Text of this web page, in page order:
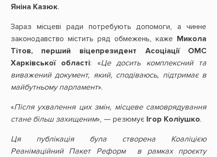
Яніна Казюк.
Зараз місцеві ради потребують допомоги, а чинне
законодавство містить ряд обмежень, каже Микола
Тітов, перший віцепрезидент Асоціації ОМС
Харківської області: «Це досить комплексний та
виважений документ, який, сподіваюсь, підтримає в
майбутньому парламент».
«Після ухвалення цих змін, місцеве самоврядування
стане більш захищеним», — резюмує Ігор Коліушко.
Ця публікація була створена Коаліцією
Реанімаційний Пакет Реформ в рамках проєкту